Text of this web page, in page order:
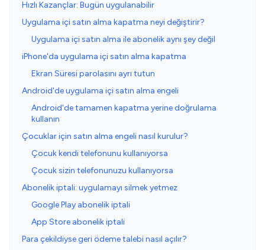
Hızlı Kazançlar: Bugün uygulanabilir
Uygulama içi satın alma kapatma neyi değiştirir?
Uygulama içi satın alma ile abonelik aynı şey değil
iPhone'da uygulama içi satın alma kapatma
Ekran Süresi parolasını ayrı tutun
Android'de uygulama içi satın alma engeli
Android'de tamamen kapatma yerine doğrulama
kullanın
Çocuklar için satın alma engeli nasıl kurulur?
Çocuk kendi telefonunu kullanıyorsa
Çocuk sizin telefonunuzu kullanıyorsa
Abonelik iptali: uygulamayı silmek yetmez
Google Play abonelik iptali
App Store abonelik iptali
Para çekildiyse geri ödeme talebi nasıl açılır?